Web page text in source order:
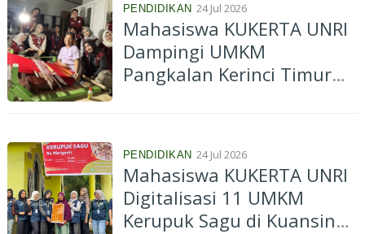
PENDIDIKAN 24 Jul 2026
Mahasiswa KUKERTA UNRI
Dampingi UMKM
Pangkalan Kerinci Timur
dan Google Maps
PENDIDIKAN 24 Jul 2026
Mahasiswa KUKERTA UNRI
Digitalisasi 11 UMKM
Kerupuk Sagu di Kuansing,